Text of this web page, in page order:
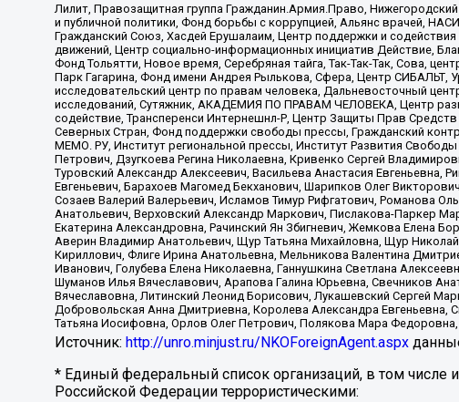
Лилит, Правозащитная группа Гражданин.Армия.Право,
и публичной политики, Фонд борьбы с коррупцией, Альянс врачей,
Гражданский Союз, Хасдей Ерушалаим, Центр поддержки и
движений, Центр социально-информационных инициатив Действие,
Фонд Тольятти, Новое время, Серебряная тайга, Так-Так-Так, Сова,
Парк Гагарина, Фонд имени Андрея Рылькова, Сфера, Центр СИБАЛЬТ,
исследовательский центр по правам человека, Дальневосточный
исследований, Сутяжник, АКАДЕМИЯ ПО ПРАВАМ ЧЕЛОВЕКА, Центр
содействие, Трансперенси Интернешнл-Р, Центр Защиты Прав
Северных Стран, Фонд поддержки свободы прессы, Гражданский
МЕМО. РУ, Институт региональной прессы, Институт Развития
Петрович, Дзугкоева Регина Николаевна, Кривенко Сергей
Туровский Александр Алексеевич, Васильева Анастасия Евгеньевна,
Евгеньевич, Барахоев Магомед Бекханович, Шарипков Олег
Созаев Валерий Валерьевич, Исламов Тимур Рифгатович, Романова
Анатольевич, Верховский Александр Маркович, Пислакова-Паркер
Екатерина Александровна, Рачинский Ян Збигневич, Жемкова Елена
Аверин Владимир Анатольевич, Щур Татьяна Михайловна, Щур
Кириллович, Флиге Ирина Анатольевна, Мельникова Валентина
Иванович, Голубева Елена Николаевна, Ганнушкина Светлана
Шуманов Илья Вячеславович, Арапова Галина Юрьевна, Свечников
Вячеславовна, Литинский Леонид Борисович, Лукашевский Сергей
Добровольская Анна Дмитриевна, Королева Александра
Татьяна Иосифовна, Орлов Олег Петрович, Полякова Мара
Источник: http://unro.minjust.ru/NKOForeignAgent.aspx
* Единый федеральный список организаций, в том числе
Российской Федерации террористическими: